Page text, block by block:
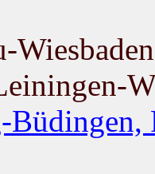
Büdingen,